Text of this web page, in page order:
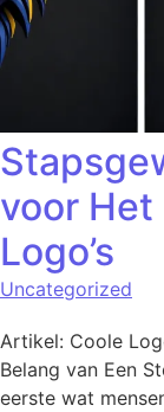
voor Het
Logo’s
Uncategorized
Artikel: Coole
Belang van Een
eerste wat